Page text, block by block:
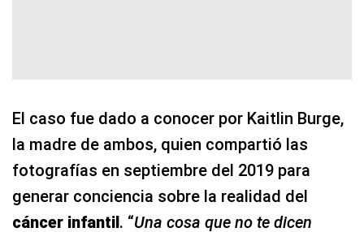
El caso fue dado a conocer por Kaitlin Burge,
la madre de ambos, quien compartió las
fotografías en septiembre del 2019 para
generar conciencia sobre la realidad del
cáncer infantil. “Una cosa que no te dicen